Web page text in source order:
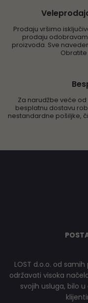
Prodaju vršimo
prodaju
proizvoda. Sve
Za narudžbe veće
besplatnu dostavu
nestandardne pošiljke,
LOST d.o.o. od
održavati visoka
svojih usluga, bilo